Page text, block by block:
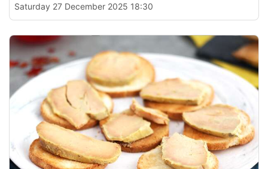
Saturday 27 December 2025 18:30